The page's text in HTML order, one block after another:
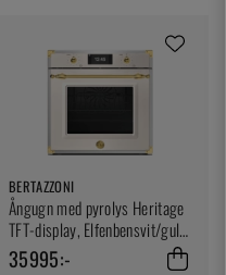
BERTAZZONI
Ångugn med pyrolys Heritage
TFT-display, Elfenbensvit/guld
- Bertazzoni
35995:-